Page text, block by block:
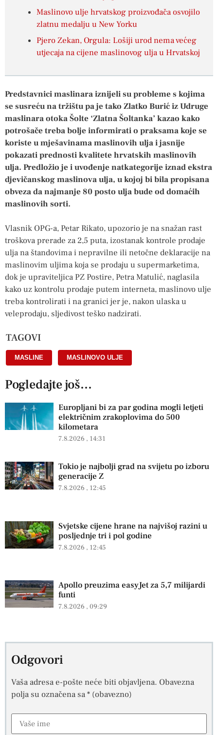
Maslinovo ulje hrvatskog proizvođača osvojilo
zlatnu medalju u New Yorku
Pjero Zekan, Orgula: Lošiji urod nema većeg
utjecaja na cijene maslinovog ulja u Hrvatskoj
Predstavnici maslinara iznijeli su probleme s kojima
se susreću na tržištu pa je tako Zlatko Burić iz Udruge
maslinara otoka Šolte ‘Zlatna Šoltanka’ kazao kako
potrošače treba bolje informirati o praksama koje se
koriste u mješavinama maslinovih ulja i jasnije
pokazati prednosti kvalitete hrvatskih maslinovih
ulja. Predložio je i uvođenje natkategorije iznad ekstra
djevičanskog maslinova ulja, u kojoj bi bila propisana
obveza da najmanje 80 posto ulja bude od domaćih
maslinovih sorti.
Vlasnik OPG-a, Petar Rikato, upozorio je na snažan rast
troškova prerade za 2,5 puta, izostanak kontrole prodaje
ulja na štandovima i nepravilne ili netočne deklaracije na
maslinovim uljima koja se prodaju u supermarketima,
dok je upraviteljica PZ Postire, Petra Matulić, naglasila
kako uz kontrolu prodaje putem interneta, maslinovo ulje
treba kontrolirati i na granici jer je, nakon ulaska u
veleprodaju, sljedivost teško nadzirati.
TAGOVI
MASLINE MASLINOVO ULJE
Pogledajte još...
Europljani bi za par godina mogli letjeti
električnim zrakoplovima do 500
kilometara
7.8.2026 14:31
Tokio je najbolji grad na svijetu po izboru
generacije Z
7.8.2026 12:45
Svjetske cijene hrane na najvišoj razini u
posljednje tri i pol godine
7.8.2026 12:45
Apollo preuzima easyJet za 5,7 milijardi
funti
7.8.2026 09:29
Odgovori
Vaša adresa e-pošte neće biti objavljena. Obavezna
polja su označena sa* (obavezno)